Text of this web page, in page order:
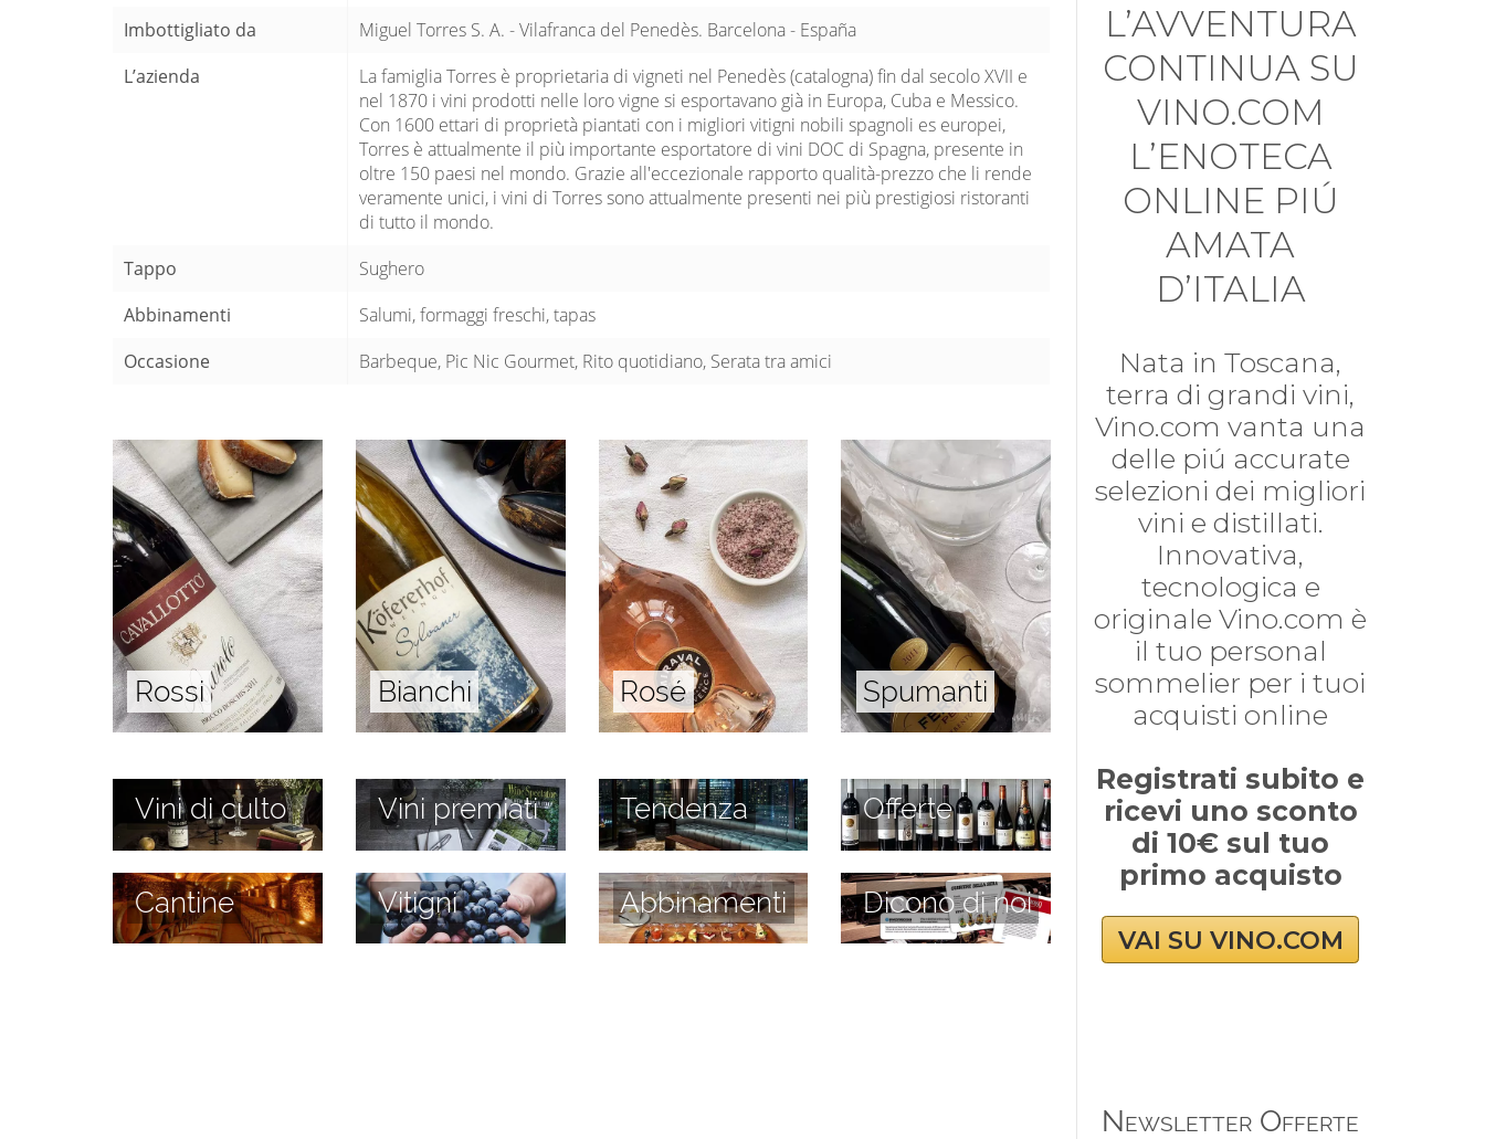
Imbottigliato da
Miguel Torres S. A. - Vilafranca del Penedès. Barcelona - España
L’azienda
La famiglia Torres è proprietaria di vigneti nel Penedès (catalogna) fin dal secolo XVII e
nel 1870 i vini prodotti nelle loro vigne si esportavano già in Europa, Cuba e Messico.
Con 1600 ettari di proprietà piantati con i migliori vitigni nobili spagnoli es europei,
Torres è attualmente il più importante esportatore di vini DOC di Spagna, presente in
oltre 150 paesi nel mondo. Grazie all'eccezionale rapporto qualità-prezzo che li rende
veramente unici, i vini di Torres sono attualmente presenti nei più prestigiosi ristoranti
di tutto il mondo.
Tappo
Sughero
Abbinamenti
Salumi, formaggi freschi, tapas
Occasione
Barbeque, Pic Nic Gourmet, Rito quotidiano, Serata tra amici
Rossi Bianchi Rosé Spumanti
Vini di culto Vini premiati Tendenza Offerte
Cantine Vitigni Abbinamenti Dicono di noi
L’AVVENTURA
CONTINUA SU
VINO.COM
L’ENOTECA
ONLINE PIÚ
AMATA
D’ITALIA
Nata in Toscana,
terra di grandi vini,
Vino.com vanta una
delle piú accurate
selezioni dei migliori
vini e distillati.
Innovativa,
tecnologica e
originale Vino.com è
il tuo personal
sommelier per i tuoi
acquisti online
Registrati subito e
ricevi uno sconto
di 10€ sul tuo
primo acquisto
VAI SU VINO.COM
Newsletter Offerte